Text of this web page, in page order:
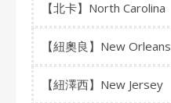
【北卡】North Carolina
【紐奧良】New Orleans
【紐澤西】New Jersey